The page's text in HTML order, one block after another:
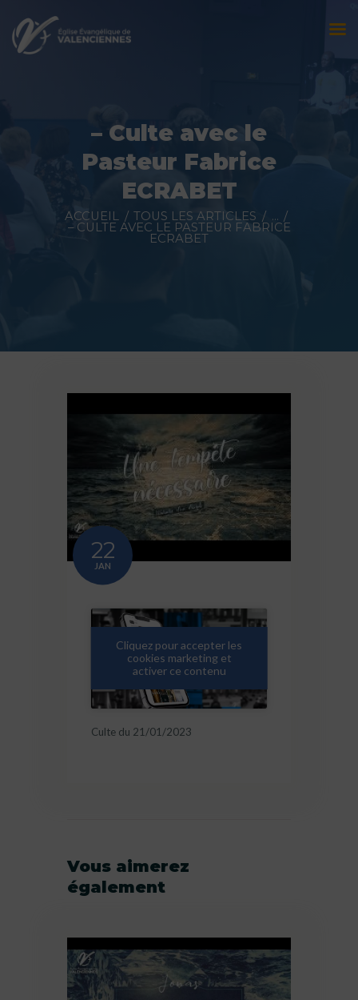
– Culte avec le
Pasteur Fabrice
ECRABET
ACCUEIL TOUS LES ARTICLES ...
– CULTE AVEC LE PASTEUR FABRICE
ECRABET
Évènements
Nous contacter
22
JAN
Cliquez pour accepter les
cookies marketing et
activer ce contenu
Culte du 21/01/2023
Vous aimerez
également